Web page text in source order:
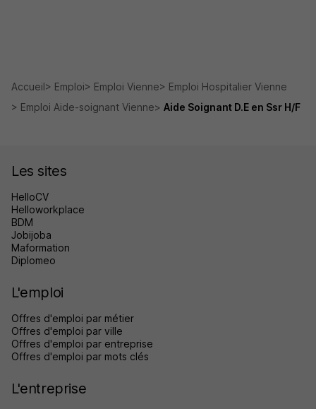
Accueil Emploi Emploi Vienne
Emploi Hospitalier Vienne
Emploi Aide-soignant Vienne
Aide Soignant D.E en Ssr H/F
Les sites
HelloCV
Helloworkplace
BDM
Jobijoba
Maformation
Diplomeo
L'emploi
Offres d'emploi par métier
Offres d'emploi par ville
Offres d'emploi par entreprise
Offres d'emploi par mots clés
L'entreprise